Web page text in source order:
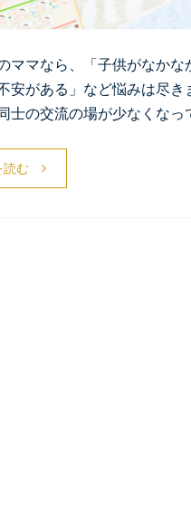
ママなら、「子供がなか
安がある」など悩みは尽
士の交流の場が少なくな
読む